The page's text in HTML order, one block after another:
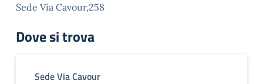
Sede Via Cavour,258
Dove si trova
Sede Via Cavour